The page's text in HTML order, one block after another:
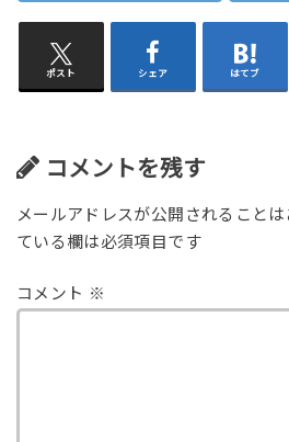
ポスト シェア はてブ
コメントを残す
メールアドレスが公開されることは
ている欄は必須項目です
コメント ※